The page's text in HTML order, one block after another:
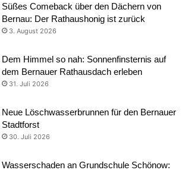
Süßes Comeback über den Dächern von
Bernau: Der Rathaushonig ist zurück
3. August 2026
Dem Himmel so nah: Sonnenfinsternis auf
dem Bernauer Rathausdach erleben
31. Juli 2026
Neue Löschwasserbrunnen für den Bernauer
Stadtforst
30. Juli 2026
Wasserschaden an Grundschule Schönow: